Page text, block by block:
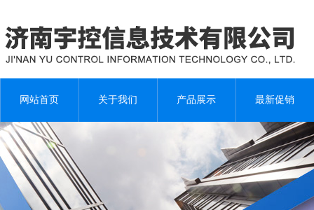
网站首页 关于我们 产品展示 最新促销